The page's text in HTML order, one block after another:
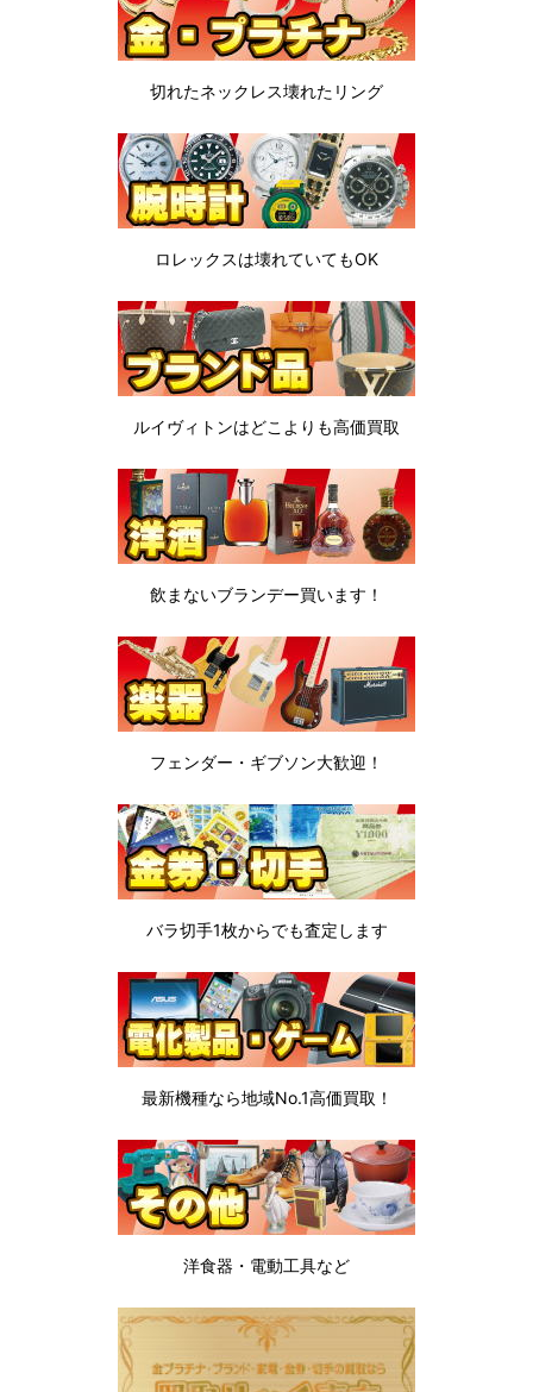
切れたネックレス壊れたリング
ロレックスは壊れていてもOK
ルイヴィトンはどこよりも高価買取
飲まないブランデー買います！
フェンダー・ギブソン大歓迎！
バラ切手1枚からでも査定します
最新機種なら地域No.1高価買取！
洋食器・電動工具など